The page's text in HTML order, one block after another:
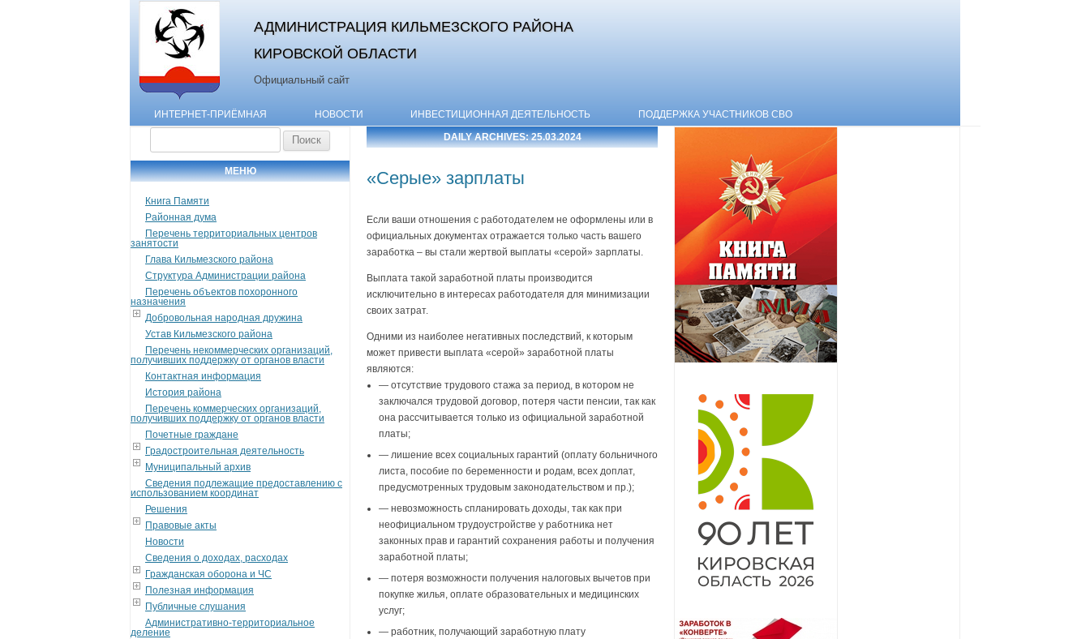
АДМИНИСТРАЦИЯ КИЛЬМЕЗСКОГО РАЙОНА
КИРОВСКОЙ ОБЛАСТИ
Официальный сайт
Skip to content
ИНТЕРНЕТ-ПРИЁМНАЯ НОВОСТИ ИНВЕСТИЦИОННАЯ ДЕЯТЕЛЬНОСТЬ ПОДДЕРЖКА УЧАСТНИКОВ СВО
МЕНЮ
Книга Памяти
Районная дума
Перечень территориальных центров
занятости
Глава Кильмезского района
Структура Администрации района
Перечень объектов похоронного
назначения
Добровольная народная дружина
Устав Кильмезского района
Перечень некоммерческих организаций,
получивших поддержку от органов власти
Контактная информация
История района
Перечень коммерческих организаций,
получивших поддержку от органов власти
Почетные граждане
Градостроительная деятельность
Муниципальный архив
Сведения подлежащие предоставлению с
использованием координат
Решения
Правовые акты
Новости
Сведения о доходах, расходах
Гражданская оборона и ЧС
Полезная информация
Публичные слушания
Административно-территориальное
деление
DAILY ARCHIVES:25.03.2024
«Серые» зарплаты
Если ваши отношения с работодателем не оформлены или в
официальных документах отражается только часть вашего
заработка – вы стали жертвой выплаты «серой» зарплаты.
Выплата такой заработной платы производится
исключительно в интересах работодателя для минимизации
своих затрат.
Одними из наиболее негативных последствий, к которым
может привести выплата «серой» заработной платы
являются:
— отсутствие трудового стажа за период, в котором не
заключался трудовой договор, потеря части пенсии, так как
она рассчитывается только из официальной заработной
платы;
— лишение всех социальных гарантий (оплату больничного
листа, пособие по беременности и родам, всех доплат,
предусмотренных трудовым законодательством и пр.);
— невозможность спланировать доходы, так как при
неофициальном трудоустройстве у работника нет
законных прав и гарантий сохранения работы и получения
заработной платы;
— потеря возможности получения налоговых вычетов при
покупке жилья, оплате образовательных и медицинских
услуг;
— работник, получающий заработную плату